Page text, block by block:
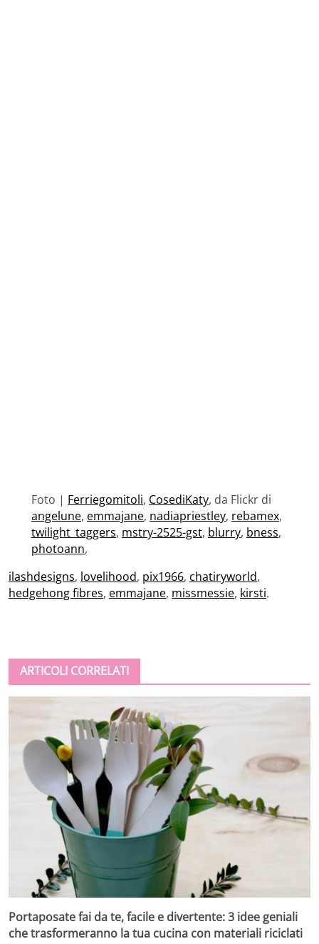
Foto | Ferriegomitoli, CosediKaty, da Flickr di
angelune, emmajane, nadiapriestley, rebamex,
twilight_taggers, mstry-2525-gst, blurry, bness,
photoann,
ilashdesigns, lovelihood, pix1966, chatiryworld,
hedgehong fibres, emmajane, missmessie, kirsti.
ARTICOLI CORRELATI
Portaposate fai da te, facile e divertente: 3 idee geniali
che trasformeranno la tua cucina con materiali riciclati